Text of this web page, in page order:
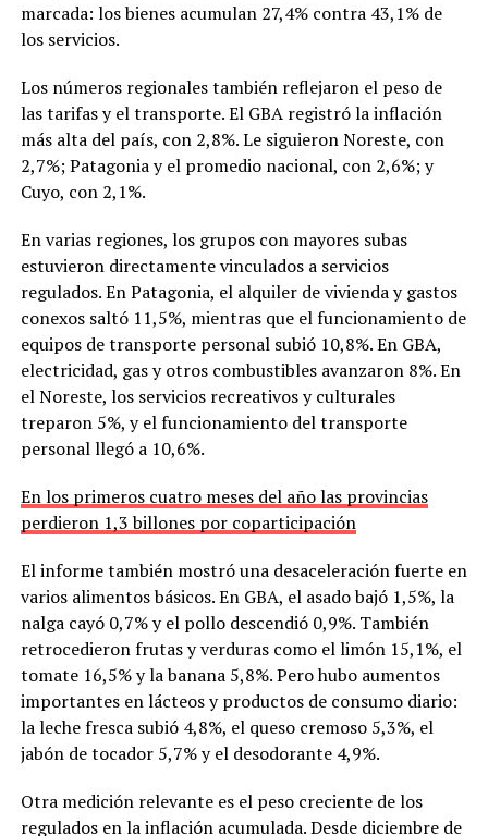
marcada: los bienes acumulan 27,4% contra 43,1% de
los servicios.
Los números regionales también reflejaron el peso de
las tarifas y el transporte. El GBA registró la inflación
más alta del país, con 2,8%. Le siguieron Noreste, con
2,7%; Patagonia y el promedio nacional, con 2,6%; y
Cuyo, con 2,1%.
En varias regiones, los grupos con mayores subas
estuvieron directamente vinculados a servicios
regulados. En Patagonia, el alquiler de vivienda y gastos
conexos saltó 11,5%, mientras que el funcionamiento de
equipos de transporte personal subió 10,8%. En GBA,
electricidad, gas y otros combustibles avanzaron 8%. En
el Noreste, los servicios recreativos y culturales
treparon 5%, y el funcionamiento del transporte
personal llegó a 10,6%.
En los primeros cuatro meses del año las provincias
perdieron 1,3 billones por coparticipación
El informe también mostró una desaceleración fuerte en
varios alimentos básicos. En GBA, el asado bajó 1,5%, la
nalga cayó 0,7% y el pollo descendió 0,9%. También
retrocedieron frutas y verduras como el limón 15,1%, el
tomate 16,5% y la banana 5,8%. Pero hubo aumentos
importantes en lácteos y productos de consumo diario:
la leche fresca subió 4,8%, el queso cremoso 5,3%, el
jabón de tocador 5,7% y el desodorante 4,9%.
Otra medición relevante es el peso creciente de los
regulados en la inflación acumulada. Desde diciembre de